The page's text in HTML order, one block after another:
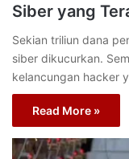
Siber yang
Sekian triliun dana
siber dikucurkan.
kelancungan hacker
Read More »